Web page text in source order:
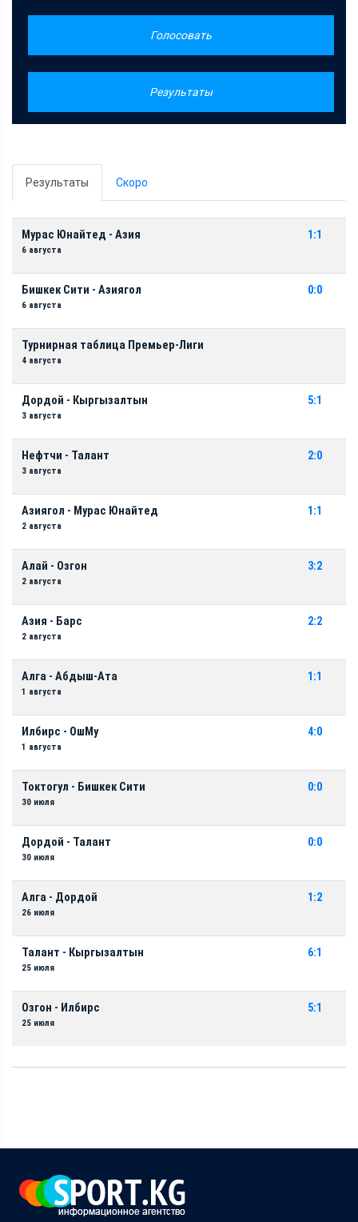
Голосовать
Результаты
Результаты Скоро
Мурас Юнайтед - Азия
6 августа
1:1
Бишкек Сити - Азиягол
6 августа
0:0
Турнирная таблица Премьер-Лиги
4 августа
Дордой - Кыргызалтын
3 августа
5:1
Нефтчи - Талант
3 августа
2:0
Азиягол - Мурас Юнайтед
2 августа
1:1
Алай - Озгон
2 августа
3:2
Азия - Барс
2 августа
2:2
Алга - Абдыш-Ата
1 августа
1:1
Илбирс - ОшМу
1 августа
4:0
Токтогул - Бишкек Сити
30 июля
0:0
Дордой - Талант
30 июля
0:0
Алга - Дордой
26 июля
1:2
Талант - Кыргызалтын
25 июля
6:1
Озгон - Илбирс
25 июля
5:1